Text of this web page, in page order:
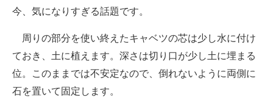
今、気になりすぎる話題です。
周りの部分を使い終えたキャベツの芯は少し水に付け
ておき、土に植えます。深さは切り口が少し土に埋まる
位。このままでは不安定なので、倒れないように両側に
石を置いて固定します。